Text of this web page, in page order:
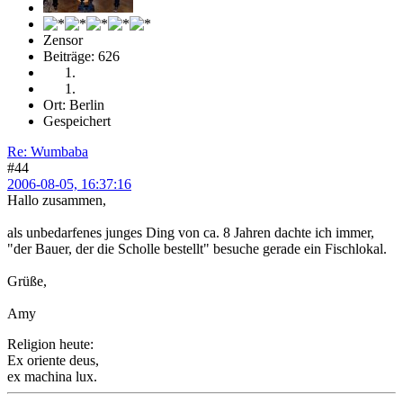
Zensor
Beiträge: 626
Ort: Berlin
Gespeichert
Re: Wumbaba
#44
2006-08-05, 16:37:16
Hallo zusammen,
als unbedarfenes junges Ding von ca. 8 Jahren dachte ich immer,
"der Bauer, der die Scholle bestellt" besuche gerade ein Fischlokal.
Grüße,
Amy
Religion heute:
Ex oriente deus,
ex machina lux.